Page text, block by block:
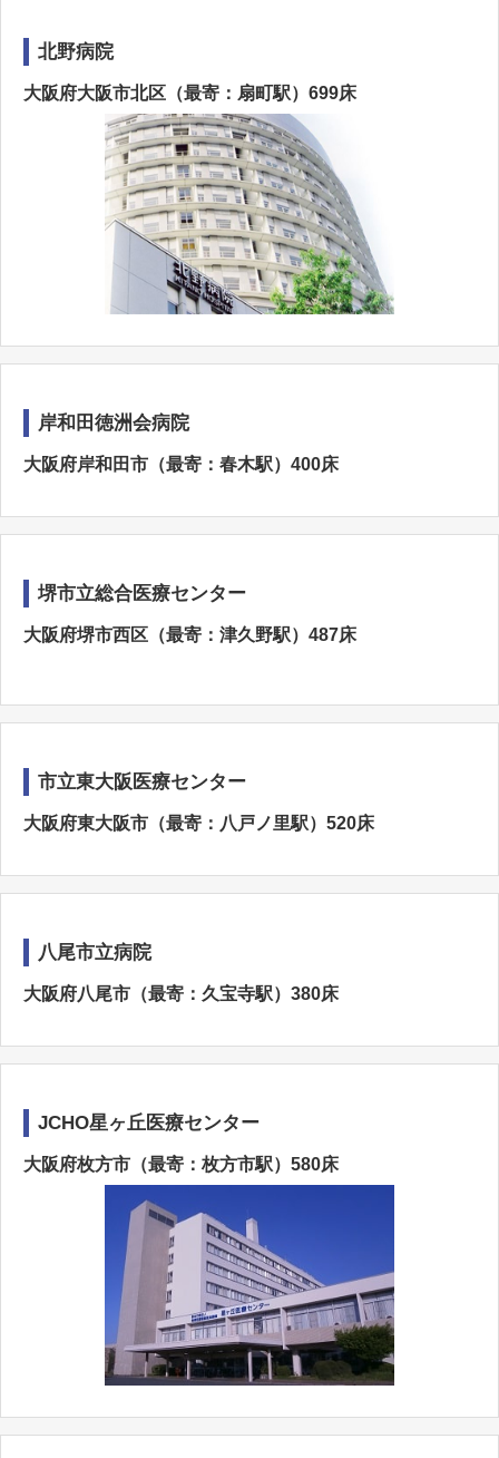
北野病院
大阪府大阪市北区（最寄：扇町駅）699床
岸和田徳洲会病院
大阪府岸和田市（最寄：春木駅）400床
堺市立総合医療センター
大阪府堺市西区（最寄：津久野駅）487床
市立東大阪医療センター
大阪府東大阪市（最寄：八戸ノ里駅）520床
八尾市立病院
大阪府八尾市（最寄：久宝寺駅）380床
JCHO星ヶ丘医療センター
大阪府枚方市（最寄：枚方市駅）580床